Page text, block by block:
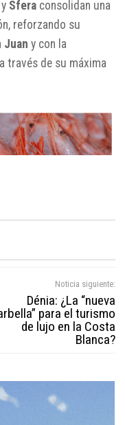
y Sfera consolidan una
reforzando su
Juan y con la
a través de su máxima
Noticia siguiente:
Dénia: ¿La “nueva
para el turismo
de lujo en la Costa
Blanca?